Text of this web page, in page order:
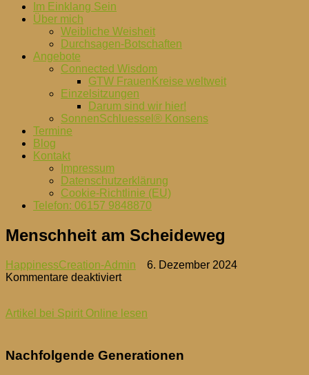
Im Einklang Sein
Über mich
Weibliche Weisheit
Durchsagen-Botschaften
Angebote
Connected Wisdom
GTW FrauenKreise weltweit
Einzelsitzungen
Darum sind wir hier!
SonnenSchluessel® Konsens
Termine
Blog
Kontakt
Impressum
Datenschutzerklärung
Cookie-Richtlinie (EU)
Telefon: 06157 9848870
Menschheit am Scheideweg
HappinessCreation-Admin
6. Dezember 2024
Kommentare deaktiviertfür
Scheideweg
Artikel bei Spirit Online lesen
Nachfolgende Generationen